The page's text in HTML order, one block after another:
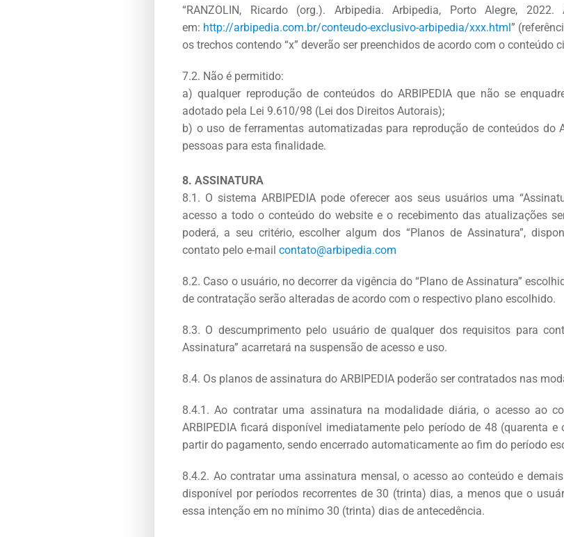
“RANZOLIN, Ricardo (org.). Arbipedia. Arbipedia, Porto Alegre,
em: http://arbipedia.com.br/conteudo-exclusivo-arbipedia/xxx.html”
os trechos contendo “x” deverão ser preenchidos de acordo com o conteúdo
7.2. Não é permitido:
a) qualquer reprodução de conteúdos do ARBIPEDIA que não se
adotado pela Lei 9.610/98 (Lei dos Direitos Autorais);
b) o uso de ferramentas automatizadas para reprodução de conteúdos do
pessoas para esta finalidade.
8. ASSINATURA
8.1. O sistema ARBIPEDIA pode oferecer aos seus usuários uma
acesso a todo o conteúdo do website e o recebimento das atualizações
poderá, a seu critério, escolher algum dos “Planos de Assinatura”,
contato pelo e-mail contato@arbipedia.com
8.2. Caso o usuário, no decorrer da vigência do “Plano de Assinatura”
de contratação serão alteradas de acordo com o respectivo plano escolhido.
8.3. O descumprimento pelo usuário de qualquer dos requisitos para
Assinatura” acarretará na suspensão de acesso e uso.
8.4. Os planos de assinatura do ARBIPEDIA poderão ser contratados nas
8.4.1. Ao contratar uma assinatura na modalidade diária, o acesso ao
ARBIPEDIA ficará disponível imediatamente pelo período de 48 (quarenta
partir do pagamento, sendo encerrado automaticamente ao fim do período
8.4.2. Ao contratar uma assinatura mensal, o acesso ao conteúdo e
disponível por períodos recorrentes de 30 (trinta) dias, a menos que o
essa intenção em no mínimo 30 (trinta) dias de antecedência.